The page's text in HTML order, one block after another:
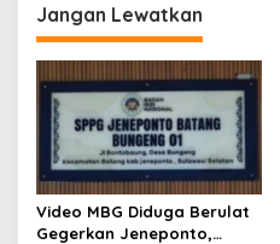
a
s
i
p
o
s
Jangan Lewatkan
Video MBG Diduga Berulat
Gegerkan Jeneponto,